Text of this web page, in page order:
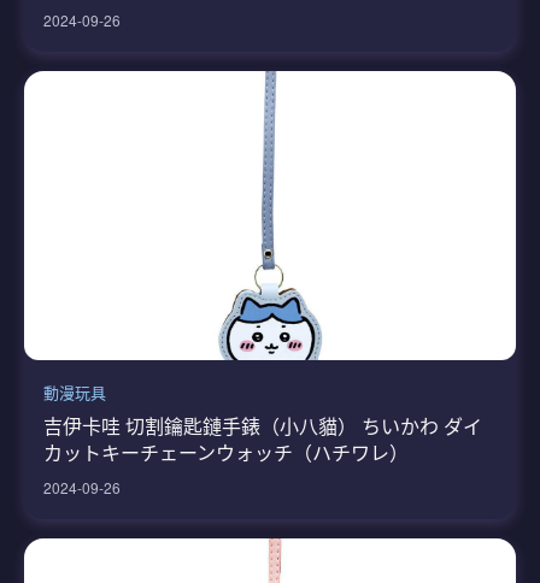
2024-09-26
動漫玩具
吉伊卡哇 切割鑰匙鏈手錶（小八貓） ちいかわ ダイ
カットキーチェーンウォッチ（ハチワレ）
2024-09-26